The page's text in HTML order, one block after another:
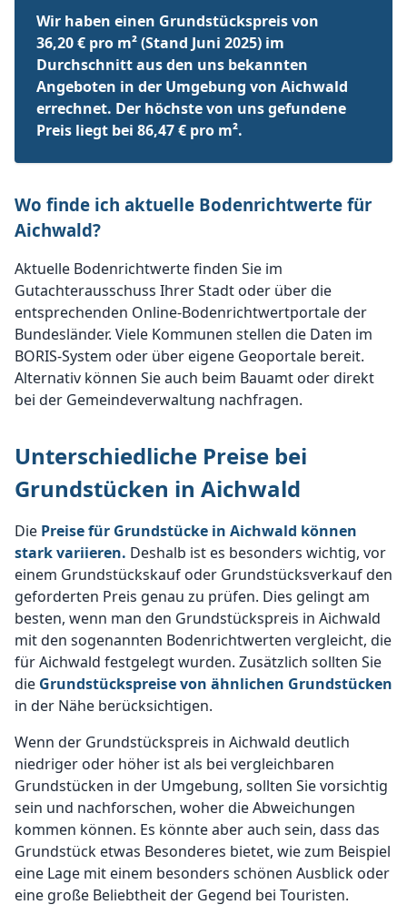
Wir haben einen Grundstückspreis von
36,20 € pro m² (Stand Juni 2025) im
Durchschnitt aus den uns bekannten
Angeboten in der Umgebung von Aichwald
errechnet. Der höchste von uns gefundene
Preis liegt bei 86,47 € pro m².
Wo finde ich aktuelle Bodenrichtwerte für
Aichwald?
Aktuelle Bodenrichtwerte finden Sie im
Gutachterausschuss Ihrer Stadt oder über die
entsprechenden Online-Bodenrichtwertportale der
Bundesländer. Viele Kommunen stellen die Daten im
BORIS-System oder über eigene Geoportale bereit.
Alternativ können Sie auch beim Bauamt oder direkt
bei der Gemeindeverwaltung nachfragen.
Unterschiedliche Preise bei
Grundstücken in Aichwald
Die Preise für Grundstücke in Aichwald können
stark variieren. Deshalb ist es besonders wichtig, vor
einem Grundstückskauf oder Grundstücksverkauf den
geforderten Preis genau zu prüfen. Dies gelingt am
besten, wenn man den Grundstückspreis in Aichwald
mit den sogenannten Bodenrichtwerten vergleicht, die
für Aichwald festgelegt wurden. Zusätzlich sollten Sie
die Grundstückspreise von ähnlichen Grundstücken
in der Nähe berücksichtigen.
Wenn der Grundstückspreis in Aichwald deutlich
niedriger oder höher ist als bei vergleichbaren
Grundstücken in der Umgebung, sollten Sie vorsichtig
sein und nachforschen, woher die Abweichungen
kommen können. Es könnte aber auch sein, dass das
Grundstück etwas Besonderes bietet, wie zum Beispiel
eine Lage mit einem besonders schönen Ausblick oder
eine große Beliebtheit der Gegend bei Touristen.